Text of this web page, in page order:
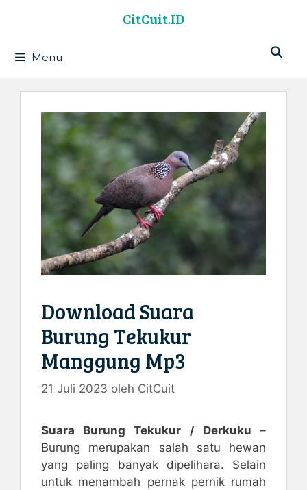
CitCuit.ID
Menu
Download Suara
Burung Tekukur
Manggung Mp3
21 Juli 2023 oleh CitCuit
Suara Burung Tekukur / Derkuku –
Burung merupakan salah satu hewan
yang paling banyak dipelihara. Selain
untuk menambah pernak pernik rumah